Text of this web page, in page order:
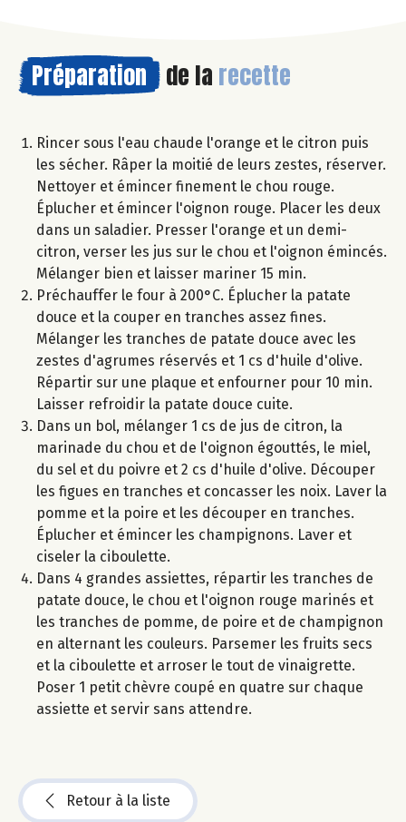
Préparation de la recette
Rincer sous l'eau chaude l'orange et le citron puis
les sécher. Râper la moitié de leurs zestes, réserver.
Nettoyer et émincer finement le chou rouge.
Éplucher et émincer l'oignon rouge. Placer les deux
dans un saladier. Presser l'orange et un demi-
citron, verser les jus sur le chou et l'oignon émincés.
Mélanger bien et laisser mariner 15 min.
Préchauffer le four à 200°C. Éplucher la patate
douce et la couper en tranches assez fines.
Mélanger les tranches de patate douce avec les
zestes d'agrumes réservés et 1 cs d'huile d'olive.
Répartir sur une plaque et enfourner pour 10 min.
Laisser refroidir la patate douce cuite.
Dans un bol, mélanger 1 cs de jus de citron, la
marinade du chou et de l'oignon égouttés, le miel,
du sel et du poivre et 2 cs d'huile d'olive. Découper
les figues en tranches et concasser les noix. Laver la
pomme et la poire et les découper en tranches.
Éplucher et émincer les champignons. Laver et
ciseler la ciboulette.
Dans 4 grandes assiettes, répartir les tranches de
patate douce, le chou et l'oignon rouge marinés et
les tranches de pomme, de poire et de champignon
en alternant les couleurs. Parsemer les fruits secs
et la ciboulette et arroser le tout de vinaigrette.
Poser 1 petit chèvre coupé en quatre sur chaque
assiette et servir sans attendre.
Retour à la liste